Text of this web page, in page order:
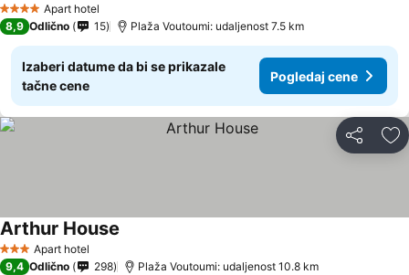
4 ZvezdiceApart hotel
8,9 Odlično 15 Plaža Voutoumi: udaljenost 7.5 km
Izaberi datume da bi se prikazale
tačne cene
Pogledaj cene
Deli
3 ZvezdiceApart hotel
Arthur House
9,4 Odlično 298 Plaža Voutoumi: udaljenost 10.8 km